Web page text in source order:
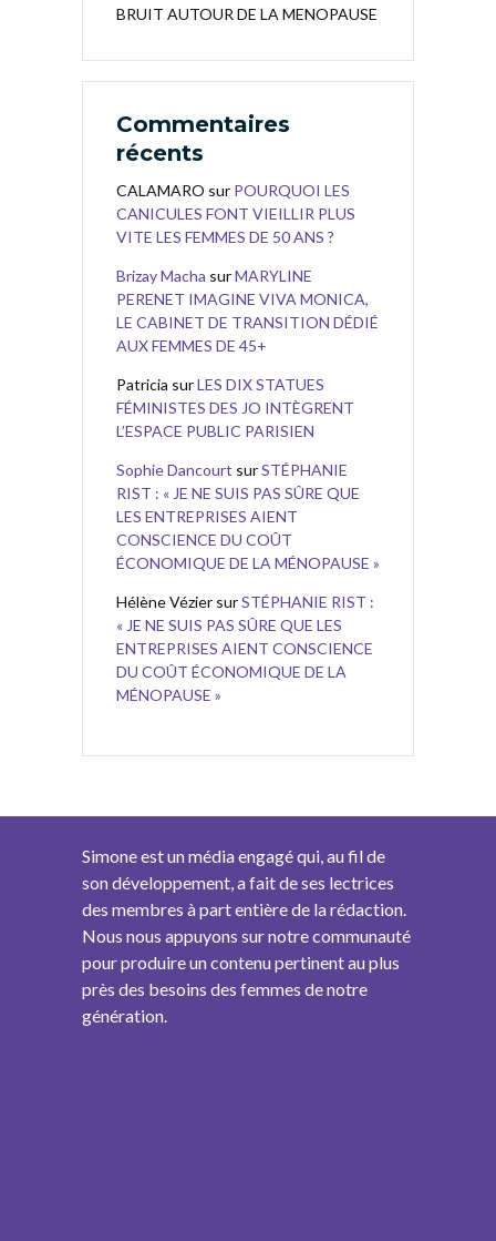
BRUIT AUTOUR DE LA MENOPAUSE
Commentaires
récents
CALAMARO sur POURQUOI LES
CANICULES FONT VIEILLIR PLUS
VITE LES FEMMES DE 50 ANS ?
Brizay Macha surMARYLINE
PERENET IMAGINE VIVA MONICA,
LE CABINET DE TRANSITION DÉDIÉ
AUX FEMMES DE 45+
Patricia surLES DIX STATUES
FÉMINISTES DES JO INTÈGRENT
L’ESPACE PUBLIC PARISIEN
Sophie Dancourt surSTÉPHANIE
RIST : « JE NE SUIS PAS SÛRE QUE
LES ENTREPRISES AIENT
CONSCIENCE DU COÛT
ÉCONOMIQUE DE LA MÉNOPAUSE »
Hélène Vézier surSTÉPHANIE RIST :
« JE NE SUIS PAS SÛRE QUE LES
ENTREPRISES AIENT CONSCIENCE
DU COÛT ÉCONOMIQUE DE LA
MÉNOPAUSE »
Simone est un média engagé qui, au fil de
son développement, a fait de ses lectrices
des membres à part entière de la rédaction.
Nous nous appuyons sur notre communauté
pour produire un contenu pertinent au plus
près des besoins des femmes de notre
génération.